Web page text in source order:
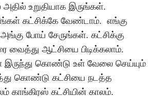
அதில் உறுதியாக இருங்கள்.
கட்சிக்கே வேண்டாம். எங்கு
போய் சேருங்கள். கட்சிக்கு
வைத்து ஆட்சியை பிடிக்கலாம்.
கொண்டு உள் வேலை செய்யும்
கொண்டு கட்சியை நடத்த
காங்கிரஸ் கட்சியின் காலம்.